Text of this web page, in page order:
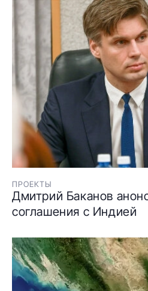
ПРОЕКТЫ
Дмитрий Баканов
соглашения с Индией